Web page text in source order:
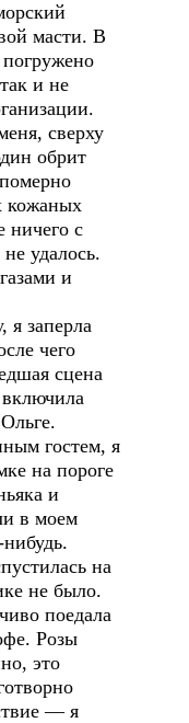
масти. В
и не
сверху
обрит
кожаных
ничего с
удалось.
и
я заперла
чего
сцена
включила
гостем, я
на пороге
и
в моем
на
не было.
поедала
Розы
это
— я